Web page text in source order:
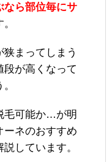
なら部位毎にサ
まってしまう
段が高くなって
毛可能か…が明
ーネのおすすめ
しています。